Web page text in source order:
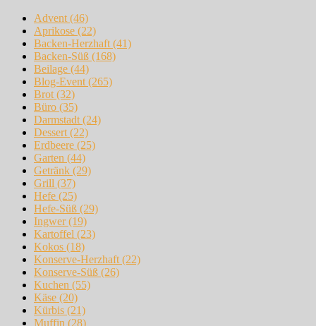
Advent (46)
Aprikose (22)
Backen-Herzhaft (41)
Backen-Süß (168)
Beilage (44)
Blog-Event (265)
Brot (32)
Büro (35)
Darmstadt (24)
Dessert (22)
Erdbeere (25)
Garten (44)
Getränk (29)
Grill (37)
Hefe (25)
Hefe-Süß (29)
Ingwer(19)
Kartoffel (23)
Kokos (18)
Konserve-Herzhaft (22)
Konserve-Süß (26)
Kuchen (55)
Käse (20)
Kürbis (21)
Muffin (28)